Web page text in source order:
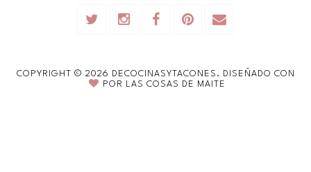
COPYRIGHT © 2026 DECOCINASYTACONES.
DISEÑADO CON
POR
LAS COSAS DE MAITE